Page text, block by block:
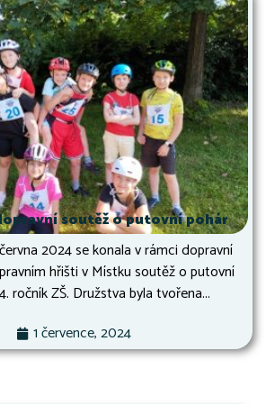
soutěž o putovní pohár
2024 se konala v rámci dopravní
hřišti v Místku soutěž o putovní
ročník ZŠ. Družstva byla tvořena...
1 července, 2024